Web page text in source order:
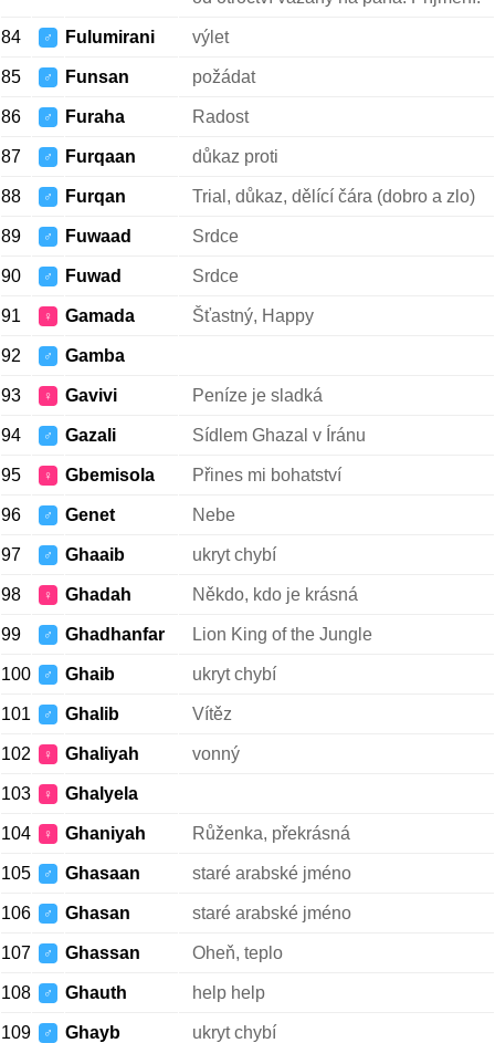
84 ♂ Fulumirani výlet
85 ♂ Funsan požádat
86 ♂ Furaha Radost
87 ♂ Furqaan důkaz proti
88 ♂ Furqan Trial, důkaz, dělící čára (dobro a zlo)
89 ♂ Fuwaad Srdce
90 ♂ Fuwad Srdce
91 ♀ Gamada Šťastný, Happy
92 ♂ Gamba
93 ♀ Gavivi Peníze je sladká
94 ♂ Gazali Sídlem Ghazal v Íránu
95 ♀ Gbemisola Přines mi bohatství
96 ♂ Genet Nebe
97 ♂ Ghaaib ukryt chybí
98 ♀ Ghadah Někdo, kdo je krásná
99 ♂ Ghadhanfar Lion King of the Jungle
100 ♂ Ghaib ukryt chybí
101 ♂ Ghalib Vítěz
102 ♀ Ghaliyah vonný
103 ♀ Ghalyela
104 ♀ Ghaniyah Růženka, překrásná
105 ♂ Ghasaan staré arabské jméno
106 ♂ Ghasan staré arabské jméno
107 ♂ Ghassan Oheň, teplo
108 ♂ Ghauth help help
109 ♂ Ghayb ukryt chybí